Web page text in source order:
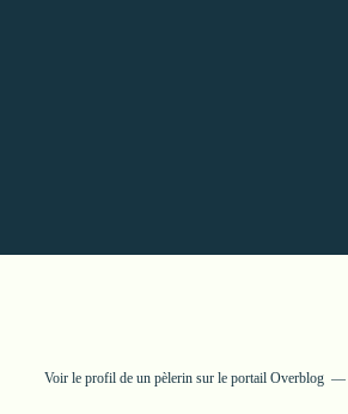
Voir le profil de un pèlerin sur le portail Overblog